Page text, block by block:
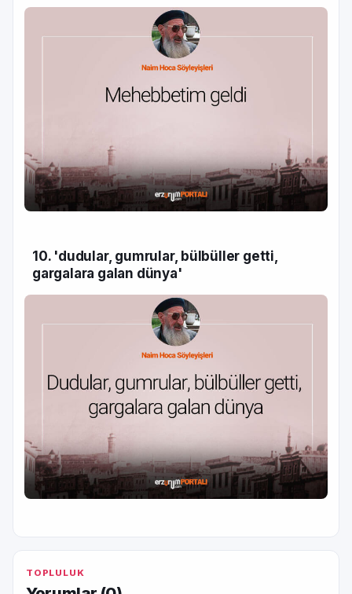
10. 'dudular, gumrular, bülbüller getti,
gargalara galan dünya'
TOPLULUK